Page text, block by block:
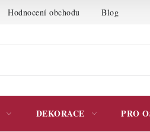
Hodnocení obchodu Blog
DEKORACE PRO